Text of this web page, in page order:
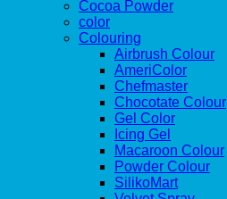
Cocoa Powder
color
Colouring
Airbrush Colour
AmeriColor
Chefmaster
Chocotate Colour
Gel Color
Icing Gel
Macaroon Colour
Powder Colour
SilikoMart